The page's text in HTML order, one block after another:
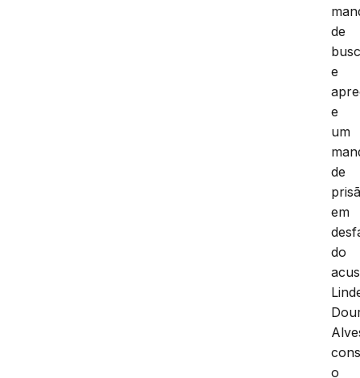
de
e
e
um
de
em
do
o